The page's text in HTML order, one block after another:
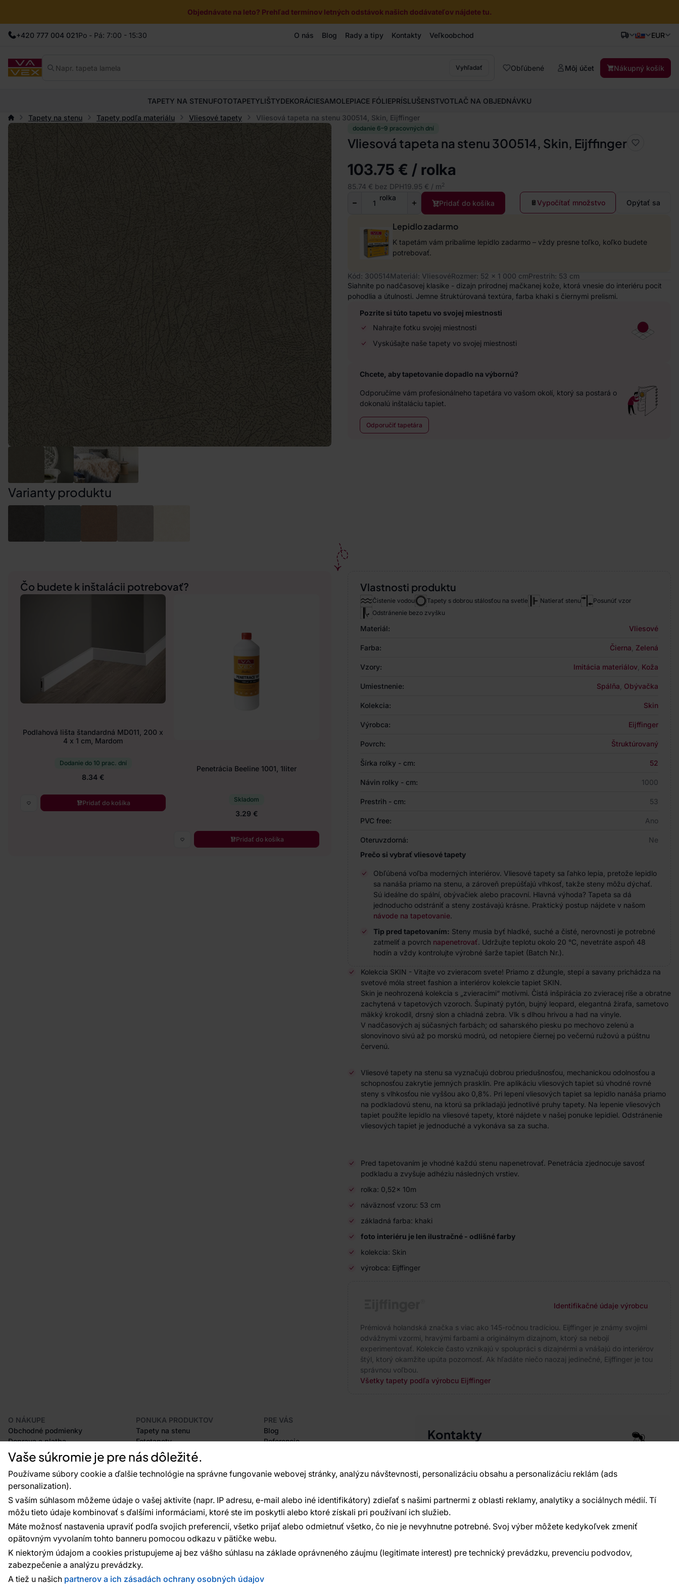
Vaše súkromie je pre nás dôležité.
Používame súbory cookie a ďalšie technológie na správne fungovanie webovej stránky, analýzu návštevnosti, personalizáciu obsahu a personalizáciu reklám (ads
personalization).
S vaším súhlasom môžeme údaje o vašej aktivite (napr. IP adresu, e-mail alebo iné identifikátory) zdieľať s našimi partnermi z oblasti reklamy, analytiky a sociálnych médií. Tí
môžu tieto údaje kombinovať s ďalšími informáciami, ktoré ste im poskytli alebo ktoré získali pri používaní ich služieb.
Máte možnosť nastavenia upraviť podľa svojich preferencií, všetko prijať alebo odmietnuť všetko, čo nie je nevyhnutne potrebné. Svoj výber môžete kedykoľvek zmeniť
opätovným vyvolaním tohto banneru pomocou odkazu v pätičke webu.
K niektorým údajom a cookies pristupujeme aj bez vášho súhlasu na základe oprávneného záujmu (legitimate interest) pre technický prevádzku, prevenciu podvodov,
zabezpečenie a analýzu prevádzky.
A tiež u našich partnerov a ich zásadách ochrany osobných údajov
Objednávate na leto? Prehľad termínov letných odstávok našich dodávateľov nájdete tu.
+420 777 004 021Po - Pá: 7:00 - 15:30 O nás Blog Rady a tipy Kontakty Veľkoobchod EUR
Vyhľadať Obľúbené Môj účet Nákupný košík
TAPETY NA STENUFOTOTAPETYLIŠTYDEKORÁCIESAMOLEPIACE FÓLIEPRÍSLUŠENSTVOTLAČ NA OBJEDNÁVKU
Tapety na stenu
Tapety podľa materiálu Vliesové tapety Vliesová tapeta na stenu 300514, Skin, Eijffinger
dodanie 6–9 pracovných dní
Vliesová tapeta na stenu 300514, Skin, Eijffinger
103.75 € / rolka
85.74 € bez DPH19.95 € / m2
rolka
Pridať do košíka Vypočítať množstvo Opýtať sa
Lepidlo zadarmo
K tapetám vám pribalíme lepidlo zadarmo – vždy presne toľko, koľko budete
potrebovať.
Kód: 300514Materiál: VliesovéRozmer: 52 x 1 000 cmPrestrih: 53 cm
Siahnite po nadčasovej klasike - dizajn prírodnej mačkanej kože, ktorá vnesie do interiéru pocit
pohodlia a útulnosti. Jemne štruktúrovaná textúra, farba khaki s čiernymi prelismi.
Pozrite si túto tapetu vo svojej miestnosti
Nahrajte fotku svojej miestnosti
Vyskúšajte naše tapety vo svojej miestnosti
Chcete, aby tapetovanie dopadlo na výbornú?
Odporučíme vám profesionálneho tapetára vo vašom okolí, ktorý sa postará o
dokonalú inštaláciu tapiet.
Odporučiť tapetára
Varianty produktu
Vlastnosti produktu
Čistenie vodou Tapety s dobrou stálosťou na svetle Natierať stenu
Posunúť vzor
Odstránenie bezo zvyšku
Materiál: Vliesové
Farba: Čierna Zelená
Vzory: Imitácia materiálov Koža
Umiestnenie: Spálňa Obývačka
Kolekcia: Skin
Výrobca: Eijffinger
Povrch: Štruktúrovaný
Šírka rolky - cm: 52
Návin rolky - cm: 1000
Prestrih - cm: 53
PVC free: Ano
Oteruvzdorná:
Ne
Prečo si vybrať vliesové tapety
Obľúbená voľba moderných interiérov. Vliesové tapety sa ľahko lepia, pretože lepidlo
sa nanáša priamo na stenu, a zároveň prepúšťajú vlhkosť, takže steny môžu dýchať.
Sú ideálne do spální, obývačiek alebo pracovní. Hlavná výhoda? Tapeta sa dá
jednoducho odstrániť a steny zostávajú krásne. Praktický postup nájdete v našom
návode na tapetovanie.
Tip pred tapetovaním: Steny musia byť hladké, suché a čisté, nerovnosti je potrebné
zatmeliť a povrch napenetrovať. Udržujte teplotu okolo 20 °C, nevetráte aspoň 48
hodín a vždy kontrolujte výrobné šarže tapiet (Batch Nr.).
Kolekcia SKIN - Vitajte vo zvieracom svete! Priamo z džungle, stepí a savany prichádza na
svetové móla street fashion a interiérov kolekcie tapiet SKIN.
Skin je neohrozená kolekcia s „zvieracími“ motívmi. Čistá inšpirácia zo zvieracej ríše a obratne
zachytená v tapetových vzoroch. Šupinatý pytón , bujný leopard, elegantná žirafa, sametovo
mäkký krokodíl, drsný slon a chladná zebra. Vlk s dlhou hrivou a had na vinyle.
V nadčasových aj súčasných farbách; od saharského piesku po mechovo zelenú a
slonovinovo sivú až po morskú modrú, od netopiere čiernej po večernú ružovú a púštnu
červenú.
Vliesové tapety na stenu sa vyznačujú dobrou priedušnosťou, mechanickou odolnosťou a
schopnosťou zakrytie jemných prasklín. Pre aplikáciu vliesových tapiet sú vhodné rovné
steny s vlhkosťou nie vyššou ako 0,8%. Pri lepení vliesových tapiet sa lepidlo nanáša priamo
na podkladovú stenu, na ktorú sa prikladajú jednotlivé pruhy tapety. Na lepenie vliesových
tapiet použite lepidlo na vliesové tapety, ktoré nájdete v našej ponuke lepidiel. Odstránenie
vliesových tapiet je jednoduché a vykonáva sa za sucha.
Pred tapetovaním je vhodné každú stenu napenetrovať. Penetrácia zjednocuje savosť
podkladu a zvyšuje adhéziu následných vrstiev.
rolka: 0,52x 10m
náväznosť vzoru: 53 cm
základná farba: khaki
foto interiéru je len ilustračné - odlišné farby
kolekcia: Skin
výrobca: Eijffinger
Identifikačné údaje výrobcu
Prémiová holandská značka s viac ako 145-ročnou tradíciou. Eijffinger je známy svojimi
odvážnymi vzormi, hravými farbami a originálnym dizajnom, ktorý sa nebojí
experimentovať. Kolekcie často vznikajú v spolupráci s dizajnérmi a vnášajú do interiérov
štýl, ktorý okamžite upúta pozornosť. Ak hľadáte niečo naozaj jedinečné, Eijffinger je tou
správnou voľbou.
Všetky tapety podľa výrobcu Eijffinger
Čo budete k inštalácii potrebovať?
Podlahová lišta štandardná MD011, 200 x
4 x 1 cm, Mardom
Dodanie do 10 prac. dní
8.34 €
Pridať do košíka
Penetrácia Beeline 1001, 1liter
Skladom
3.29 €
Pridať do košíka
O NÁKUPE
Obchodné podmienky
Doprava a platba
Odstúpenie od zmluvy
Postup pri podávaní reklamácií
Vrátenie tovaru
Certifikácia CE
Plánovač tapiet
PONUKA PRODUKTOV
Tapety na stenu
Fototapety
Lišty
Dekorácie
Samolepiace fólie
PRE VÁS
Blog
Referencie
Najčastejšie otázky
O SPOLOČNOSTI
O nás
Kontakty
Vavex 1990 s.r.o., IČ: 26776251, DIČ: CZ26776251
Ďalšie kontakty
Platobné metódy: Platby zaisťuje: